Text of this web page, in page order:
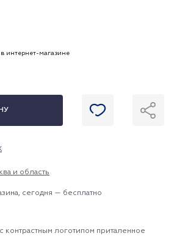
в интернет-магазине
и область
сегодня — бесплатно
контрастным логотипом приталенное